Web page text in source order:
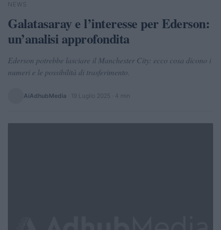
Cerca
NEWS
Galatasaray e l’interesse per Ederson:
un’analisi approfondita
Ederson potrebbe lasciare il Manchester City: ecco cosa dicono i
numeri e le possibilità di trasferimento.
AiAdhubMedia 19 Luglio 2025 · 4 min